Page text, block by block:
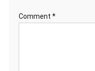
Comment *